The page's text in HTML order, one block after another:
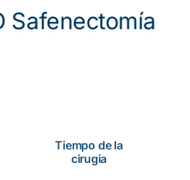
Safenectomía
Tiempo de la
cirugia